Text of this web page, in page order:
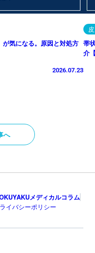
気になる。原因と対処方
2026.07.23
帯
介
へ
メディカルコラム
イバシーポリシー